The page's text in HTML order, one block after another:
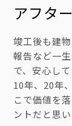
アフタ
竣工後も建
報告など一
で、安心して
10年、20年
こで価値を
ントだと思い